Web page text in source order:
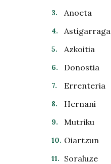
Anoeta
Astigarraga
Azkoitia
Donostia
Errenteria
Hernani
Mutriku
Oiartzun
Soraluze